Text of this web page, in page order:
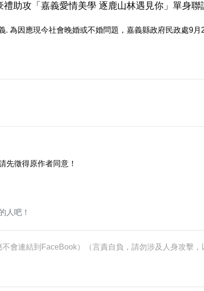
禮助攻「嘉義愛情美學 逐鹿山林遇見你」單身聯
. 為因應現今社會晚婚或不婚問題，嘉義縣政府民政處9
先徵得原作者同意！
人吧！
不會連結到FaceBook）（言責自負，請勿涉及人身攻擊，